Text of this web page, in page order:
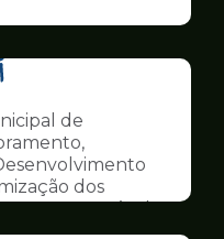
de
dos
Sustentável